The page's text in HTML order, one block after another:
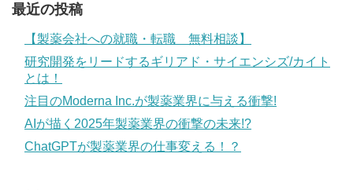
最近の投稿
【製薬会社への就職・転職 無料相談】
研究開発をリードするギリアド・サイエンシズ/カイト
とは！
注目のModerna Inc.が製薬業界に与える衝撃!
AIが描く2025年製薬業界の衝撃の未来!?
ChatGPTが製薬業界の仕事変える！？